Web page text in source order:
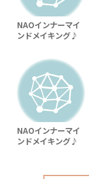
NAOインナーマイ
ンドメイキング♪
NAOインナーマイ
ンドメイキング♪